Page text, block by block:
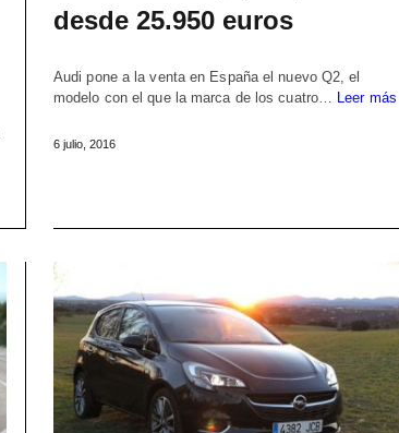
desde 25.950 euros
Audi pone a la venta en España el nuevo Q2, el
modelo con el que la marca de los cuatro…
Leer más
6 julio, 2016